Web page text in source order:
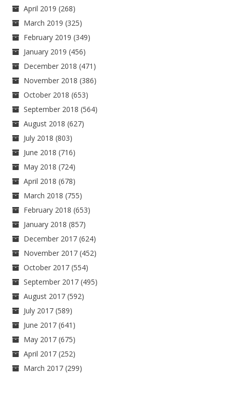
April 2019 (268)
March 2019 (325)
February 2019 (349)
January 2019 (456)
December 2018 (471)
November 2018 (386)
October 2018 (653)
September 2018 (564)
August 2018 (627)
July 2018 (803)
June 2018 (716)
May 2018 (724)
April 2018 (678)
March 2018 (755)
February 2018 (653)
January 2018 (857)
December 2017 (624)
November 2017 (452)
October 2017 (554)
September 2017 (495)
August 2017 (592)
July 2017 (589)
June 2017 (641)
May 2017 (675)
April 2017 (252)
March 2017 (299)